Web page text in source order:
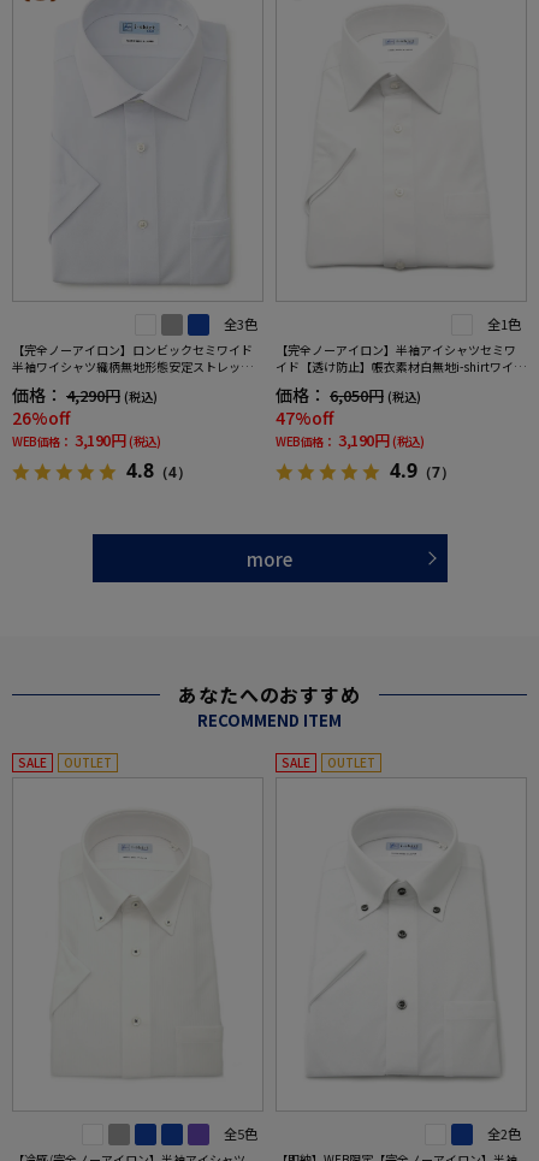
全3色
【完全ノーアイロン】ロンビックセミワイド
半袖ワイシャツ織柄無地形態安定ストレッチ
価格： 4,290円 (税込)
26%off
WEB価格： 3,190円 (税込)
4.8 （4）
全1色
【完全ノーアイロン】半袖アイシャツセミワ
イド【透け防止】帳衣素材白無地i-shirtワイシ
価格： 6,050円 (税込)
47%off
WEB価格： 3,190円 (税込)
4.9 （7）
more
あなたへのおすすめ
RECOMMEND ITEM
SALE OUTLET
全5色
SALE OUTLET
全2色